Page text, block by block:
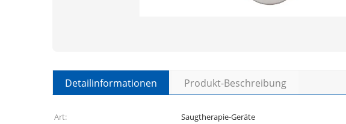
Detailinformationen Produkt-Beschreibung
Art: Saugtherapie-Geräte